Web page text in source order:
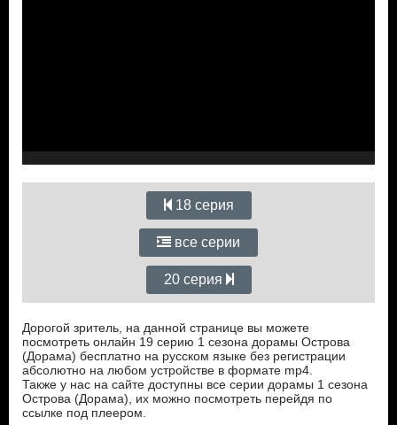
18 серия
все серии
20 серия
Дорогой зритель, на данной странице вы можете
посмотреть онлайн 19 серию 1 сезона дорамы Острова
(Дорама) бесплатно на русском языке без регистрации
абсолютно на любом устройстве в формате mp4.
Также у нас на сайте доступны все серии дорамы 1 сезона
Острова (Дорама), их можно посмотреть перейдя по
ссылке под плеером.